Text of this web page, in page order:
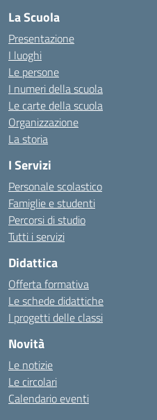
La Scuola
Presentazione
I luoghi
Le persone
I numeri della scuola
Le carte della scuola
Organizzazione
La storia
I Servizi
Personale scolastico
Famiglie e studenti
Percorsi di studio
Tutti i servizi
Didattica
Offerta formativa
Le schede didattiche
I progetti delle classi
Novità
Le notizie
Le circolari
Calendario eventi